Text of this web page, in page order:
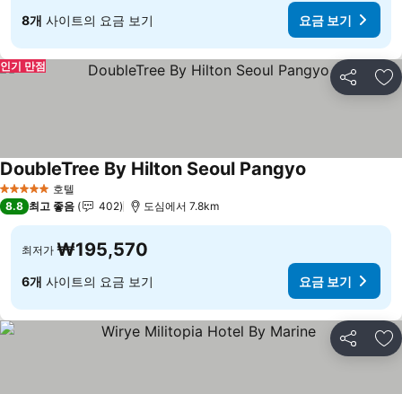
8개 사이트의 요금 보기 요금 보기
공유 즐
인기 만점
5 성급 호텔
DoubleTree By Hilton Seoul Pangyo
8.8 최고 좋음 402 도심에서 7.8km
최저가 ₩195,570
6개 사이트의 요금 보기 요금 보기
공유 즐